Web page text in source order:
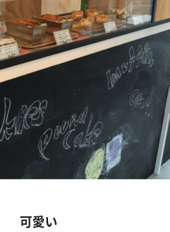
可愛い